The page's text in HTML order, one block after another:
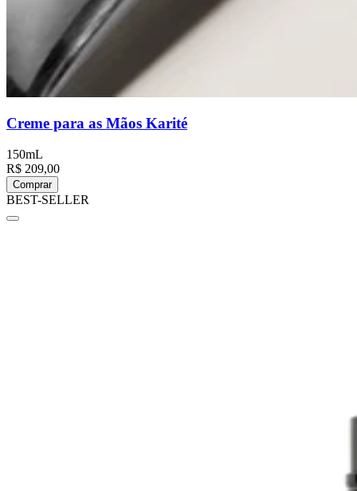
Creme para as Mãos Karité
150mL
R$ 209,00
Comprar
BEST-SELLER